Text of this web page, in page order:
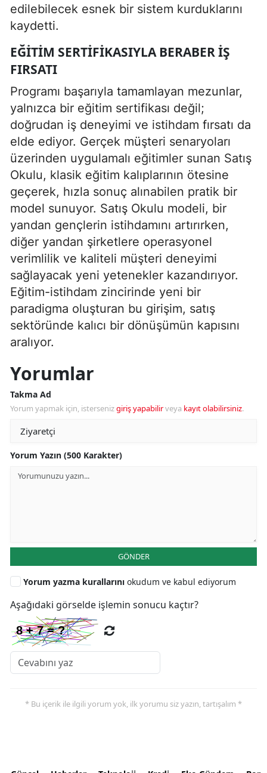
edilebilecek esnek bir sistem kurduklarını
kaydetti.
EĞITIM SERTIFIKASIYLA BERABER İŞ
FIRSATI
Programı başarıyla tamamlayan mezunlar,
yalnızca bir eğitim sertifikası değil;
doğrudan iş deneyimi ve istihdam fırsatı da
elde ediyor. Gerçek müşteri senaryoları
üzerinden uygulamalı eğitimler sunan Satış
Okulu, klasik eğitim kalıplarının ötesine
geçerek, hızla sonuç alınabilen pratik bir
model sunuyor. Satış Okulu modeli, bir
yandan gençlerin istihdamını artırırken,
diğer yandan şirketlere operasyonel
verimlilik ve kaliteli müşteri deneyimi
sağlayacak yeni yetenekler kazandırıyor.
Eğitim-istihdam zincirinde yeni bir
paradigma oluşturan bu girişim, satış
sektöründe kalıcı bir dönüşümün kapısını
aralıyor.
Yorumlar
Takma Ad
Yorum yapmak için, istersenizgiriş yapabilirveya kayıt olabilirsiniz.
Yorum Yazın (500 Karakter)
GÖNDER
Yorum yazma kurallarını okudum ve kabul ediyorum
Aşağıdaki görselde işlemin sonucu kaçtır?
* Bu içerik ile ilgili yorum yok, ilk yorumu siz yazın, tartışalım *